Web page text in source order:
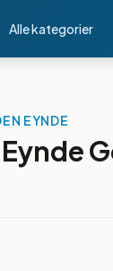
Alle kategorier
EYNDE